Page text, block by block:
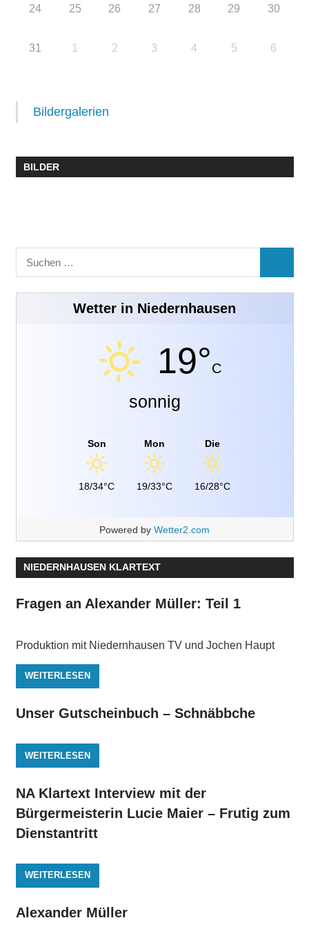
24 25 26 27 28 29 30
31 1 2 3 4 5 6
Bildergalerien
BILDER
Suchen
nach:
Wetter in Niedernhausen
19°C
sonnig
Son
18/34°C
Mon
19/33°C
Die
16/28°C
Powered by Wetter2.com
NIEDERNHAUSEN KLARTEXT
Fragen an Alexander Müller: Teil 1
Produktion mit Niedernhausen TV und Jochen Haupt
WEITERLESEN
Unser Gutscheinbuch – Schnäbbche
WEITERLESEN
NA Klartext Interview mit der
Bürgermeisterin Lucie Maier – Frutig zum
Dienstantritt
WEITERLESEN
Alexander Müller